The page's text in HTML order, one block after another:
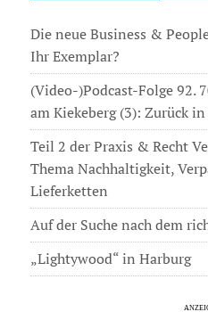
Die neue Business &
Ihr Exemplar?
(Video-)Podcast-Folge 92.
am Kiekeberg (3): Zurück
Teil 2 der Praxis & Recht
Thema Nachhaltigkeit,
Lieferketten
Auf der Suche nach dem
„Lightywood“ in Harburg